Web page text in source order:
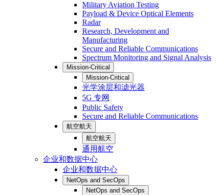
Military Aviation Testing
Payload & Device Optical Elements
Radar
Research, Development and
Manufacturing
Secure and Reliable Communications
Spectrum Monitoring and Signal Analysis
Mission-Critical
Mission-Critical
光学涂层和滤光器
5G 专网
Public Safety
Secure and Reliable Communications
航空航天
航空航天
通用航空
企业和数据中心
企业和数据中心
NetOps and SecOps
NetOps and SecOps